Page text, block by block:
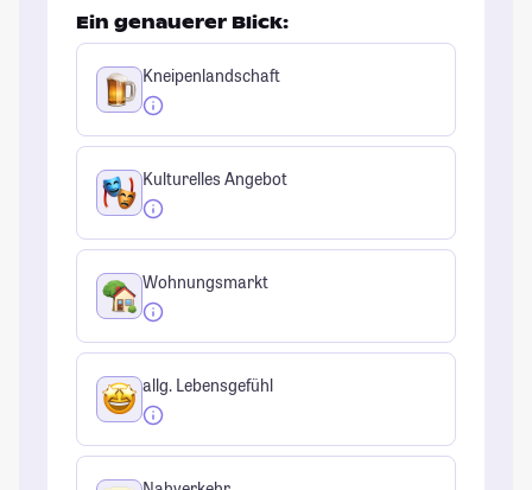
Ein genauerer Blick:
Kneipenlandschaft
Kulturelles Angebot
Wohnungsmarkt
allg. Lebensgefühl